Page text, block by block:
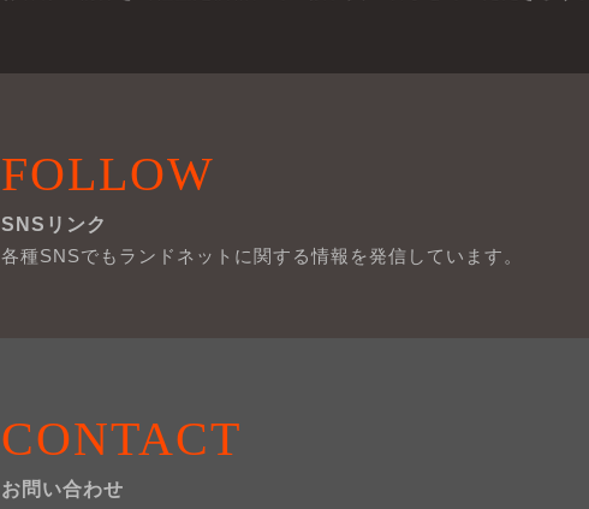
FOLLOW
SNSリンク
各種SNSでもランドネットに関する情報を発信しています。
CONTACT
お問い合わせ